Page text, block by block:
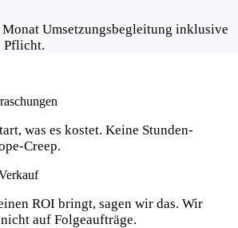
Umsetzungsbegleitung inklusive
Pflicht.
was es kostet. Keine Stunden-
Creep.
ROI bringt, sagen wir das. Wir
auf Folgeaufträge.